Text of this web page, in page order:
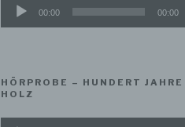
Audio-
Player
00:00 00:00
HÖRPROBE – HUNDERT
HOLZ